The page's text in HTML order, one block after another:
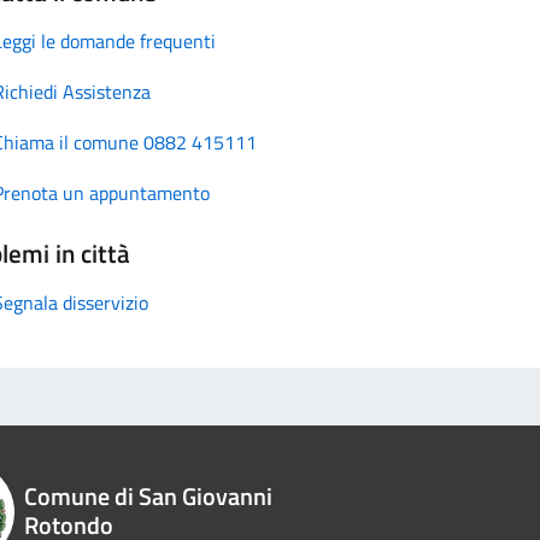
le domande frequenti
Assistenza
il comune 0882 415111
un appuntamento
in città
disservizio
Comune di San Giovanni
Rotondo